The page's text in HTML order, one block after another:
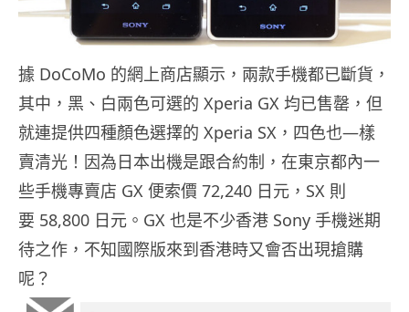
據 DoCoMo 的網上商店顯示，兩款手機都已斷貨，
其中，黑、白兩色可選的 Xperia GX 均已售罄，但
就連提供四種顏色選擇的 Xperia SX，四色也—樣
賣清光！因為日本出機是跟合約制，在東京都內一
些手機專賣店 GX 便索價 72,240 日元，SX 則
要 58,800 日元。GX 也是不少香港 Sony 手機迷期
待之作，不知國際版來到香港時又會否出現搶購
呢？